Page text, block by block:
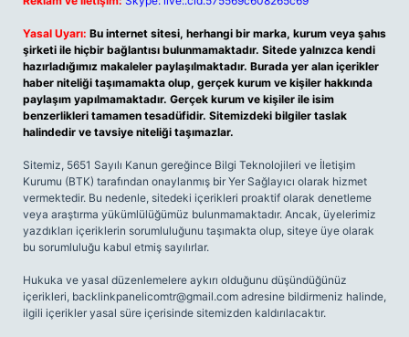
Yasal Uyarı: Bu internet sitesi, herhangi bir marka, kurum veya şahıs
şirketi ile hiçbir bağlantısı bulunmamaktadır. Sitede yalnızca kendi
hazırladığımız makaleler paylaşılmaktadır. Burada yer alan içerikler
haber niteliği taşımamakta olup, gerçek kurum ve kişiler hakkında
paylaşım yapılmamaktadır. Gerçek kurum ve kişiler ile isim
benzerlikleri tamamen tesadüfidir. Sitemizdeki bilgiler taslak
halindedir ve tavsiye niteliği taşımazlar.
Sitemiz, 5651 Sayılı Kanun gereğince Bilgi Teknolojileri ve İletişim
Kurumu (BTK) tarafından onaylanmış bir Yer Sağlayıcı olarak hizmet
vermektedir. Bu nedenle, sitedeki içerikleri proaktif olarak denetleme
veya araştırma yükümlülüğümüz bulunmamaktadır. Ancak, üyelerimiz
yazdıkları içeriklerin sorumluluğunu taşımakta olup, siteye üye olarak
bu sorumluluğu kabul etmiş sayılırlar.
Hukuka ve yasal düzenlemelere aykırı olduğunu düşündüğünüz
içerikleri, backlinkpanelicomtr@gmail.com adresine bildirmeniz halinde,
ilgili içerikler yasal süre içerisinde sitemizden kaldırılacaktır.